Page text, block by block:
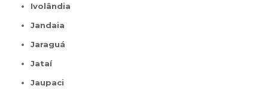
Ivolândia
Jandaia
Jaraguá
Jataí
Jaupaci